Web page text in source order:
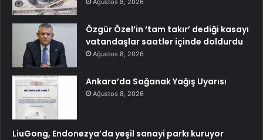
Özgür Özel’in ‘tam takır’ dediği kasayı
vatandaşlar saatler içinde doldurdu
Ağustos 8, 2026
Ankara’da Sağanak Yağış Uyarısı
Ağustos 8, 2026
LiuGong, Endonezya’da yeşil sanayi parkı kuruyor